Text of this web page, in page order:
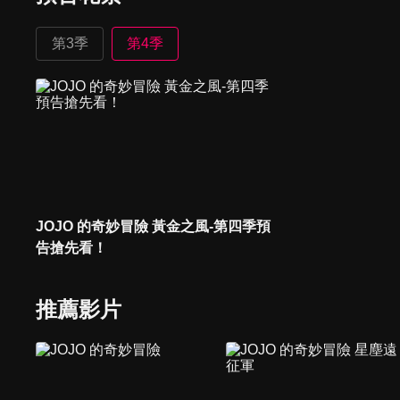
第3季 第4季
JOJO 的奇妙冒險 黃金之風-第四季預
告搶先看！
推薦影片